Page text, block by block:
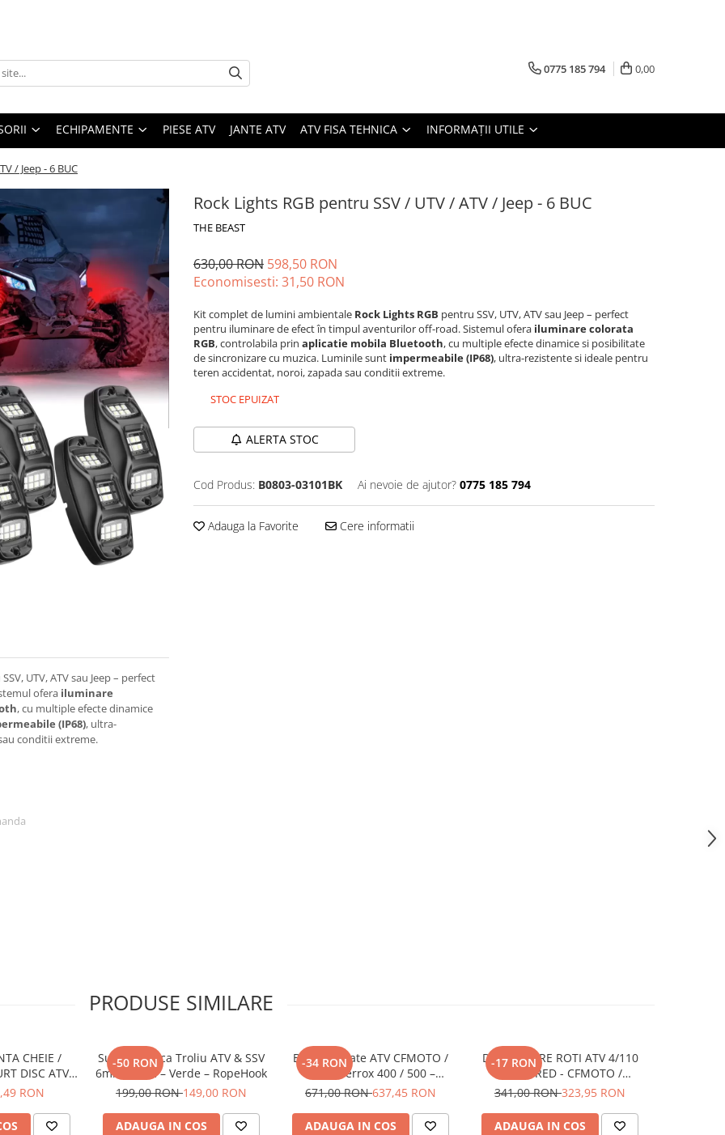
0775 185 794 0,00
ECHIPAMENTE PIESE ATV JANTE ATV ATV FISA TEHNICA INFORMAȚII UTILE
/ Jeep - 6 BUC
Rock Lights RGB pentru SSV / UTV / ATV / Jeep - 6 BUC
THE BEAST
630,00 RON 598,50 RON
Economisesti: 31,50 RON
Kit complet de lumini ambientale Rock Lights RGB pentru SSV, UTV, ATV sau Jeep – perfect
pentru iluminare de efect în timpul aventurilor off-road. Sistemul ofera iluminare colorata
RGB, controlabila prin aplicatie mobila Bluetooth, cu multiple efecte dinamice si posibilitate
de sincronizare cu muzica. Luminile sunt impermeabile (IP68), ultra-rezistente si ideale pentru
teren accidentat, noroi, zapada sau conditii extreme.
STOC EPUIZAT
ALERTA STOC
Cod Produs: B0803-03101BK Ai nevoie de ajutor? 0775 185 794
Adauga la Favorite Cere informatii
UTV, ATV sau Jeep – perfect
ofera iluminare
, cu multiple efecte dinamice
(IP68), ultra-
conditii extreme.
praf, noroi
PRODUSE SIMILARE
CHEIE /
DISC ATV /
-
RON
-50 RON
Sufa Sintetica Troliu ATV & SSV
6mm / 15m – Verde – RopeHook
199,00 RON149,00 RON
ADAUGA IN COS
-34 RON
Bullbar Spate ATV CFMOTO /
GOES Terrox 400 / 500 –
Protectie Posterioara Off-Road
671,00 RON637,45 RON
ADAUGA IN COS
-17 RON
DISTANTIERE ROTI ATV 4/110
30MM RED - CFMOTO /
YAMAHA / SUZUKI
341,00 RON323,95 RON
ADAUGA IN COS